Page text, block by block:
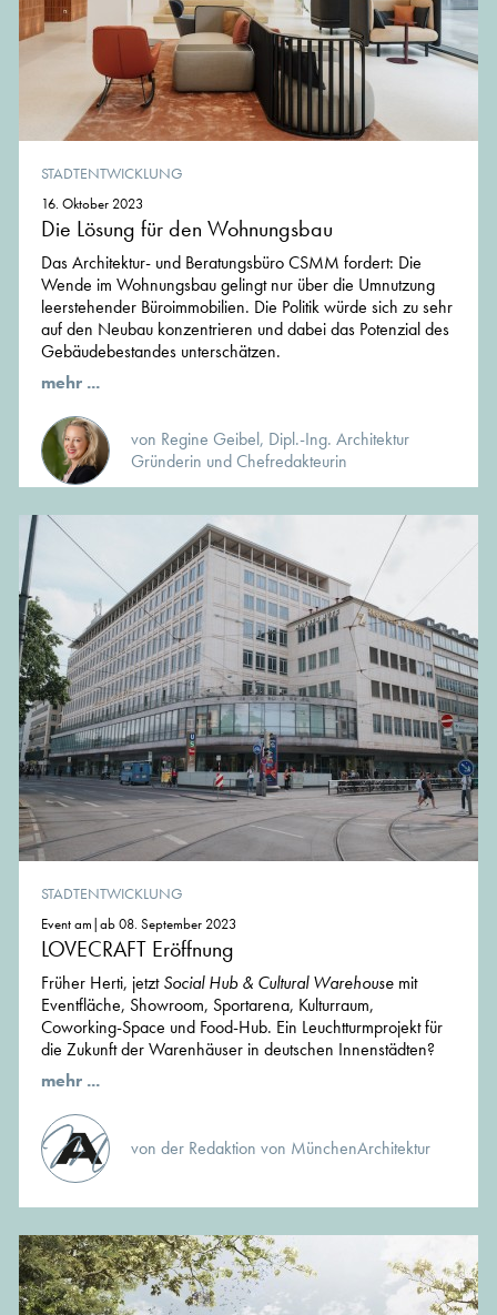
STADTENTWICKLUNG
16. Oktober 2023
Die Lösung für den Wohnungsbau
Das Architektur- und Beratungsbüro CSMM fordert: Die
Wende im Wohnungsbau gelingt nur über die Umnutzung
leerstehender Büroimmobilien. Die Politik würde sich zu sehr
auf den Neubau konzentrieren und dabei das Potenzial des
Gebäudebestandes unterschätzen.
mehr ...
von Regine Geibel, Dipl.-Ing. Architektur
Gründerin und Chefredakteurin
STADTENTWICKLUNG
Event am|ab 08. September 2023
LOVECRAFT Eröffnung
Früher Herti, jetztSocial Hub & Cultural Warehouse mit
Eventfläche, Showroom, Sportarena, Kulturraum,
Coworking-Space und Food-Hub. Ein Leuchtturmprojekt für
die Zukunft der Warenhäuser in deutschen Innenstädten?
mehr ...
von der Redaktion von MünchenArchitektur